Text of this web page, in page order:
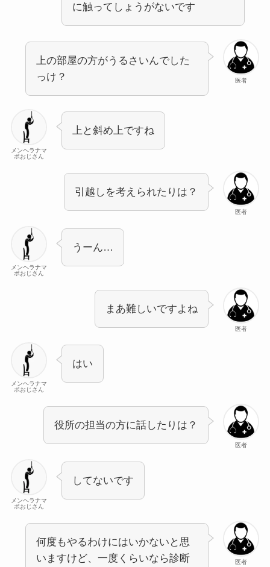
に触ってしょうがないです
医者
上の部屋の方がうるさいんでした
っけ？
メンヘラナマ
ポおじさん
上と斜め上ですね
医者
引越しを考えられたりは？
メンヘラナマ
ポおじさん
うーん…
医者
まあ難しいですよね
メンヘラナマ
ポおじさん
はい
医者
役所の担当の方に話したりは？
メンヘラナマ
ポおじさん
してないです
医者
何度もやるわけにはいかないと思
いますけど、一度くらいなら診断